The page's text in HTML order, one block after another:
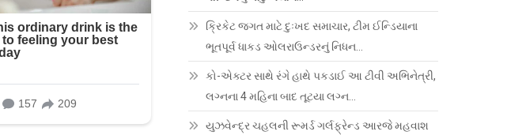
ક્રિકેટ જગત માટે દુઃખદ સમાચાર, ટીમ ઈન્ડિયાના
ભૂતપૂર્વ ધાકડ ઓલરાઉન્ડરનું નિધન…
કો-એક્ટર સાથે રંગે હાથે પકડાઈ આ ટીવી અભિનેત્રી,
લગ્નના 4 મહિના બાદ તૂટયા લગ્ન…
યુઝવેન્દ્ર ચહલની રૂમર્ડ ગર્લફ્રેન્ડ આરજે મહવાશ